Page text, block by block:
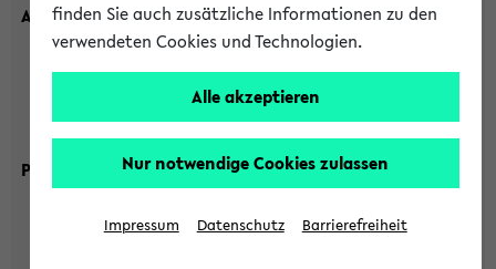
Anmeldename
(3 bis 20 Zeichen, nur Buchstaben A-Z und Ziffern 0-9,
Gross-/Kleinschreibung ist signifikant!)
Passwort
finden Sie auch zusätzliche Informationen zu den
verwendeten Cookies und Technologien.
Alle akzeptieren
Nur notwendige Cookies zulassen
Impressum Datenschutz Barrierefreiheit